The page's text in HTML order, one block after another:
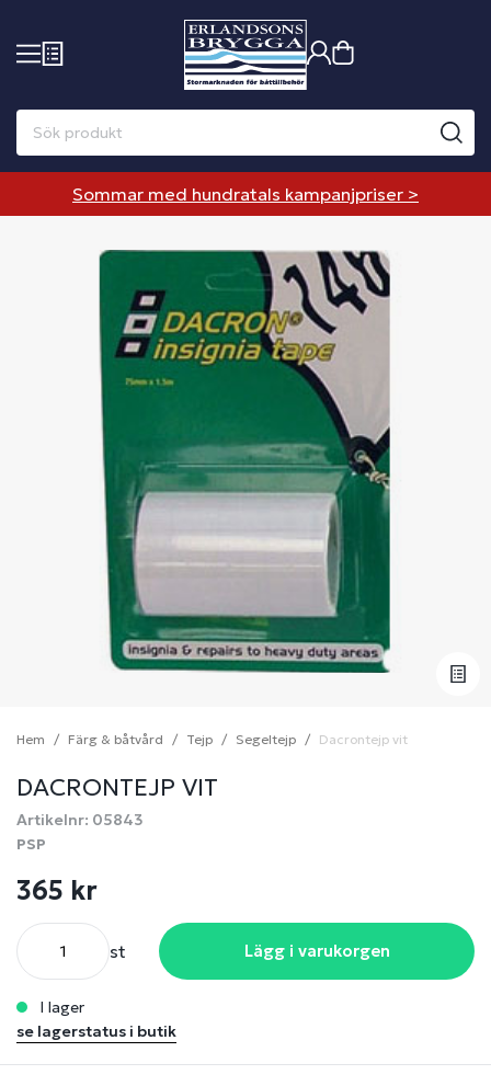
Sommar med hundratals kampanjpriser >
Hem Färg & båtvård Tejp Segeltejp Dacrontejp vit
DACRONTEJP VIT
Artikelnr: 05843
PSP
365 kr
st Lägg i varukorgen
i lager
se lagerstatus i butik